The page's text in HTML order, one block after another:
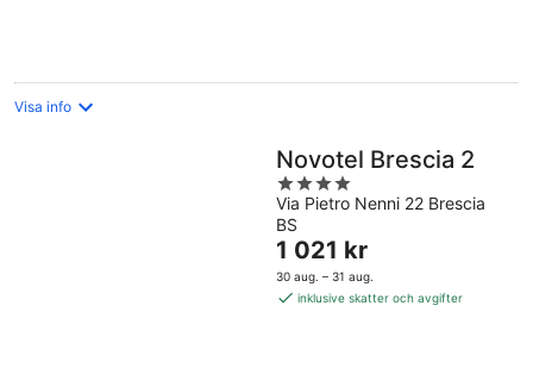
Visa info
Novotel Brescia 2
4
out
of
5
Via Pietro Nenni 22 Brescia
BS
Priset
är
1 021 kr
1 021 kr
30 aug. – 31 aug.
inklusive skatter och avgifter